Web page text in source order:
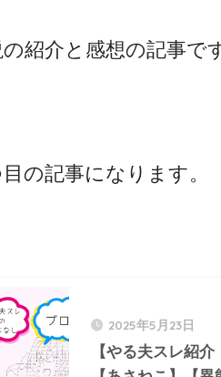
紹介と感想の記事で
の記事になります。
2025年5月23日
【やる夫スレ紹